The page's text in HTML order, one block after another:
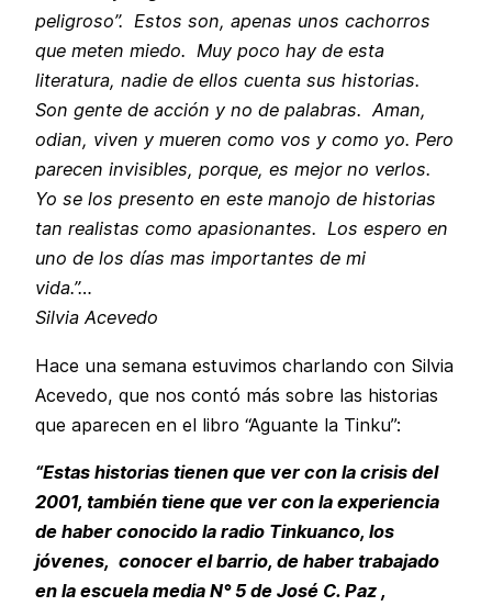
peligroso”. Estos son, apenas unos cachorros
que meten miedo. Muy poco hay de esta
literatura, nadie de ellos cuenta sus historias.
Son gente de acción y no de palabras. Aman,
odian, viven y mueren como vos y como yo. Pero
parecen invisibles, porque, es mejor no verlos.
Yo se los presento en este manojo de historias
tan realistas como apasionantes. Los espero en
uno de los días mas importantes de mi
vida.”…
Silvia Acevedo
Hace una semana estuvimos charlando con Silvia
Acevedo, que nos contó más sobre las historias
que aparecen en el libro “Aguante la Tinku”:
“Estas historias tienen que ver con la crisis del
2001, también tiene que ver con la experiencia
de haber conocido la radio Tinkuanco, los
jóvenes, conocer el barrio, de haber trabajado
en la escuela media N° 5 de José C. Paz ,